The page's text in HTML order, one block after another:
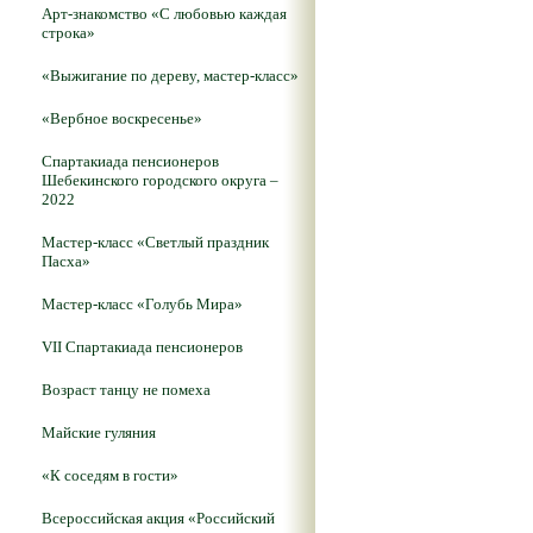
Арт-знакомство «С любовью каждая
строка»
«Выжигание по дереву, мастер-класс»
«Вербное воскресенье»
Спартакиада пенсионеров
Шебекинского городского округа –
2022
Мастер-класс «Светлый праздник
Пасха»
Мастер-класс «Голубь Мира»
VII Спартакиада пенсионеров
Возраст танцу не помеха
Майские гуляния
«К соседям в гости»
Всероссийская акция «Российский